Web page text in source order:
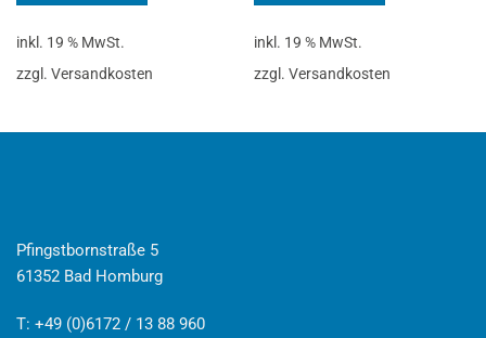
inkl. 19 % MwSt.
zzgl. Versandkosten
inkl. 19 % MwSt.
zzgl. Versandkosten
Pfingstbornstraße 5
61352 Bad Homburg
T: +49 (0)6172 / 13 88 960